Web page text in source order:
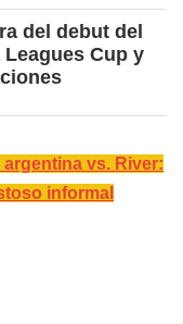
del debut del
Cup y
argentina vs. River:
informal